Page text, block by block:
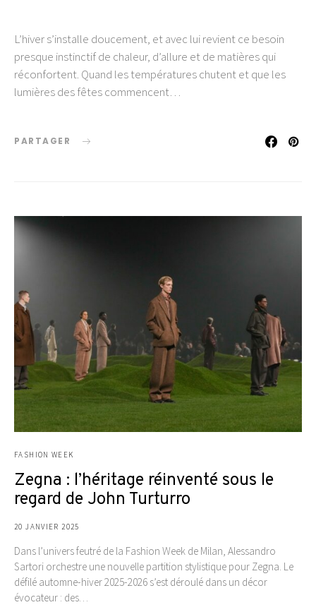
L’hiver s’installe doucement, et avec lui revient ce besoin
presque instinctif de chaleur, d’allure et de matières qui
réconfortent. Quand les températures chutent et que les
lumières des fêtes commencent…
PARTAGER
FASHION WEEK
Zegna : l’héritage réinventé sous le
regard de John Turturro
20 JANVIER 2025
Dans l’univers feutré de la Fashion Week de Milan, Alessandro
Sartori orchestre une nouvelle partition stylistique pour Zegna. Le
défilé automne-hiver 2025-2026 s’est déroulé dans un décor
évocateur : des…